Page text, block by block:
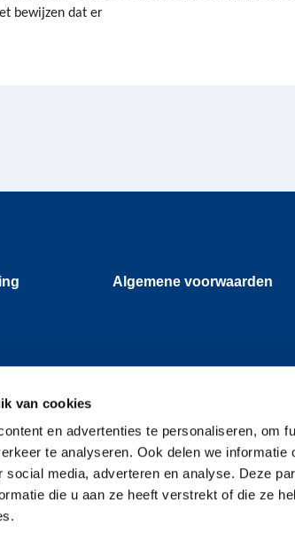
van cookies
en advertenties te personaliseren, om
te analyseren. Ook delen we informatie
media, adverteren en analyse. Deze
die u aan ze heeft verstrekt of die ze
bewijzen dat er
Algemene voorwaarden